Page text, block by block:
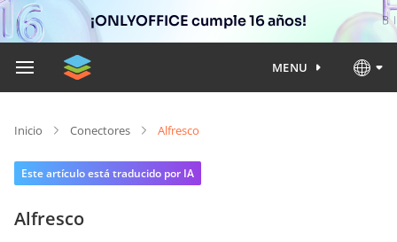
¡ONLYOFFICE cumple 16 años!
MENU
Inicio Conectores Alfresco
Este artículo está traducido por IA
Alfresco